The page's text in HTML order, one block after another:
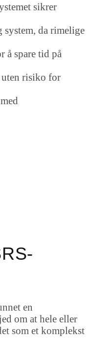
sikrer
da rimelige
å spare tid på
uten risiko for
en
om at hele eller
som et komplekst